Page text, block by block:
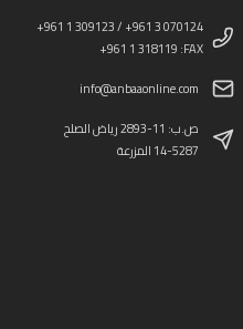
+961 1 309123 / +961 3 070124
+961 1 318119 :FAX
info@anbaaonline.com
ص.ب: 11-2893 رياض الصلح
14-5287 المزرعة